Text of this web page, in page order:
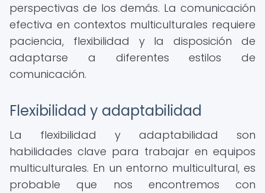
perspectivas de los demás. La comunicación
efectiva en contextos multiculturales requiere
paciencia, flexibilidad y la disposición de
adaptarse a diferentes estilos de
comunicación.
Flexibilidad y adaptabilidad
La flexibilidad y adaptabilidad son
habilidades clave para trabajar en equipos
multiculturales. En un entorno multicultural, es
probable que nos encontremos con